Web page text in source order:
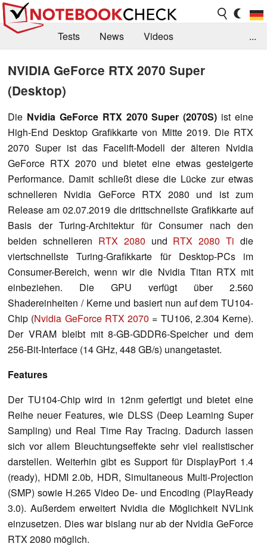
Tests News
Videos
Kaufberatung
Forum
...
NVIDIA GeForce RTX 2070 Super
(Desktop)
Die Nvidia GeForce RTX 2070 Super (2070S) ist eine
High-End Desktop Grafikkarte von Mitte 2019. Die RTX
2070 Super ist das Facelift-Modell der älteren Nvidia
GeForce RTX 2070 und bietet eine etwas gesteigerte
Performance. Damit schließt diese die Lücke zur etwas
schnelleren Nvidia GeForce RTX 2080 und ist zum
Release am 02.07.2019 die drittschnellste Grafikkarte auf
Basis der Turing-Architektur für Consumer nach den
beiden schnelleren RTX 2080 und RTX 2080 Ti die
viertschnellste Turing-Grafikkarte für Desktop-PCs im
Consumer-Bereich, wenn wir die Nvidia Titan RTX mit
einbeziehen. Die GPU verfügt über 2.560
Shadereinheiten / Kerne und basiert nun auf dem TU104-
Chip (Nvidia GeForce RTX 2070 = TU106, 2.304 Kerne).
Der VRAM bleibt mit 8-GB-GDDR6-Speicher und dem
256-Bit-Interface (14 GHz, 448 GB/s) unangetastet.
Features
Der TU104-Chip wird in 12nm gefertigt und bietet eine
Reihe neuer Features, wie DLSS (Deep Learning Super
Sampling) und Real Time Ray Tracing. Dadurch lassen
sich vor allem Bleuchtungseffekte sehr viel realistischer
darstellen. Weiterhin gibt es Support für DisplayPort 1.4
(ready), HDMI 2.0b, HDR, Simultaneous Multi-Projection
(SMP) sowie H.265 Video De- und Encoding (PlayReady
3.0). Außerdem erweitert Nvidia die Möglichkeit NVLink
einzusetzen. Dies war bislang nur ab der Nvidia GeForce
RTX 2080 möglich.